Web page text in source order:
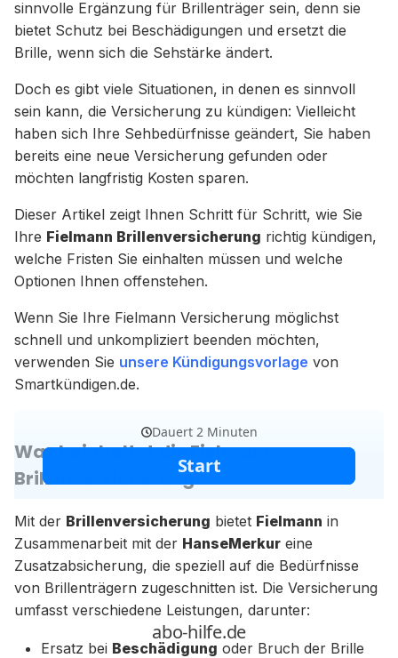
sinnvolle Ergänzung für Brillenträger sein, denn sie
bietet Schutz bei Beschädigungen und ersetzt die
Brille, wenn sich die Sehstärke ändert.
Doch es gibt viele Situationen, in denen es sinnvoll
sein kann, die Versicherung zu kündigen: Vielleicht
haben sich Ihre Sehbedürfnisse geändert, Sie haben
bereits eine neue Versicherung gefunden oder
möchten langfristig Kosten sparen.
Dieser Artikel zeigt Ihnen Schritt für Schritt, wie Sie
Ihre Fielmann Brillenversicherung richtig kündigen,
welche Fristen Sie einhalten müssen und welche
Optionen Ihnen offenstehen.
Wenn Sie Ihre Fielmann Versicherung möglichst
schnell und unkompliziert beenden möchten,
verwenden Sie unsere Kündigungsvorlage von
Smartkündigen.de.
Was beinhaltet die Fielmann
Brillenversicherung?
Mit der Brillenversicherung bietet Fielmann in
Zusammenarbeit mit der HanseMerkur eine
Zusatzabsicherung, die speziell auf die Bedürfnisse
von Brillenträgern zugeschnitten ist. Die Versicherung
umfasst verschiedene Leistungen, darunter:
Ersatz bei Beschädigung oder Bruch der Brille